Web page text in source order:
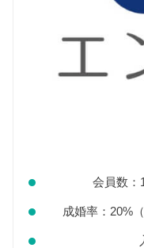
会員数：
成婚率：20%